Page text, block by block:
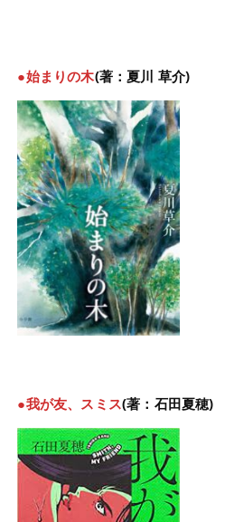
●始まりの木(著：夏川 草介)
●我が友、スミス(著：石田夏穂)